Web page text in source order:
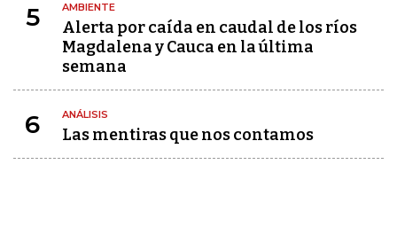
5 AMBIENTE
Alerta por caída en caudal de los ríos
Magdalena y Cauca en la última
semana
6 ANÁLISIS
Las mentiras que nos contamos